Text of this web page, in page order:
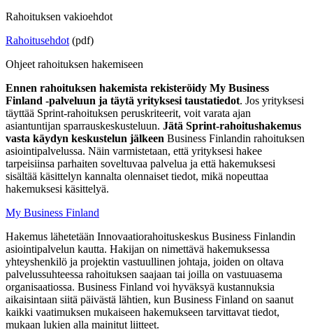
Rahoituksen vakioehdot
Rahoitusehdot (pdf)
Ohjeet rahoituksen hakemiseen
Ennen rahoituksen hakemista rekisteröidy My Business
Finland -palveluun ja täytä yrityksesi taustatiedot. Jos yrityksesi
täyttää Sprint-rahoituksen peruskriteerit, voit varata ajan
asiantuntijan sparrauskeskusteluun. Jätä Sprint-rahoitushakemus
vasta käydyn keskustelun jälkeen Business Finlandin rahoituksen
asiointipalvelussa. Näin varmistetaan, että yrityksesi hakee
tarpeisiinsa parhaiten soveltuvaa palvelua ja että hakemuksesi
sisältää käsittelyn kannalta olennaiset tiedot, mikä nopeuttaa
hakemuksesi käsittelyä.
My Business Finland
Hakemus lähetetään Innovaatiorahoituskeskus Business Finlandin
asiointipalvelun kautta. Hakijan on nimettävä hakemuksessa
yhteyshenkilö ja projektin vastuullinen johtaja, joiden on oltava
palvelussuhteessa rahoituksen saajaan tai joilla on vastuuasema
organisaatiossa. Business Finland voi hyväksyä kustannuksia
aikaisintaan siitä päivästä lähtien, kun Business Finland on saanut
kaikki vaatimuksen mukaiseen hakemukseen tarvittavat tiedot,
mukaan lukien alla mainitut liitteet.